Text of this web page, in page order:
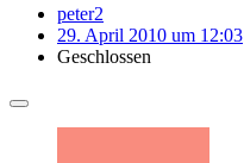
peter2
29. April 2010 um 12:03
Geschlossen